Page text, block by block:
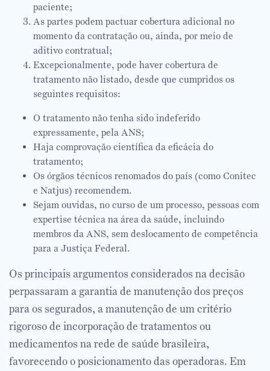
paciente;
As partes podem pactuar cobertura adicional no
momento da contratação ou, ainda, por meio de
aditivo contratual;
Excepcionalmente, pode haver cobertura de
tratamento não listado, desde que cumpridos os
seguintes requisitos:
O tratamento não tenha sido indeferido
expressamente, pela ANS;
Haja comprovação científica da eficácia do
tratamento;
Os órgãos técnicos renomados do país (como Conitec
e Natjus) recomendem.
Sejam ouvidas, no curso de um processo, pessoas com
expertise técnica na área da saúde, incluindo
membros da ANS, sem deslocamento de competência
para a Justiça Federal.
Os principais argumentos considerados na decisão
perpassaram a garantia de manutenção dos preços
para os segurados, a manutenção de um critério
rigoroso de incorporação de tratamentos ou
medicamentos na rede de saúde brasileira,
favorecendo o posicionamento das operadoras. Em